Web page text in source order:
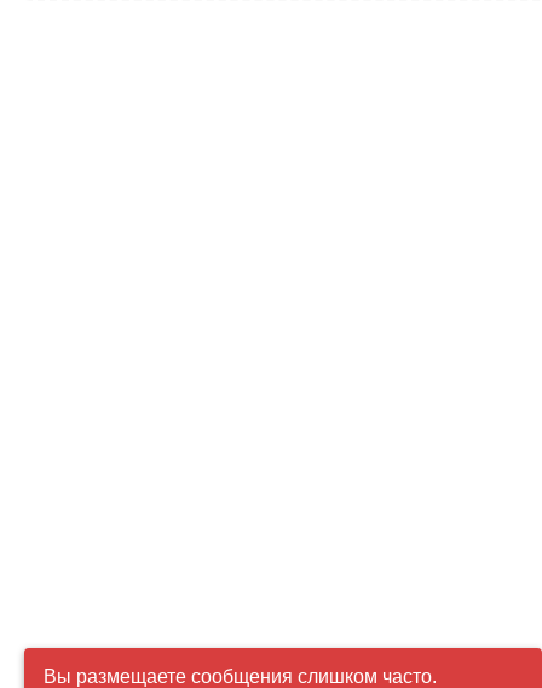
Вы размещаете сообщения слишком часто.